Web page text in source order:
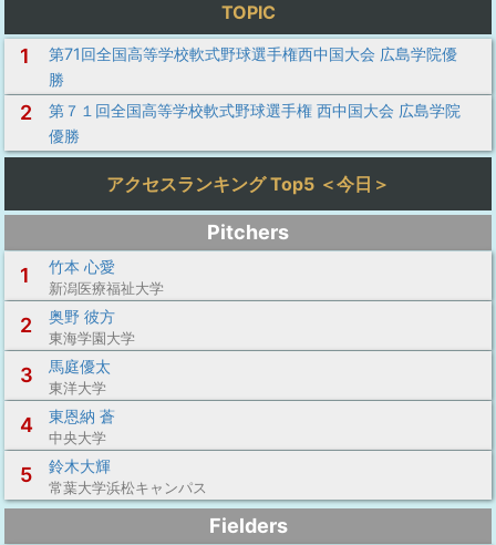
TOPIC
1
第71回全国高等学校軟式野球選手権西中国大会 広島学院優
勝
2
第７１回全国高等学校軟式野球選手権 西中国大会 広島学院
優勝
アクセスランキング Top5 ＜今日＞
Pitchers
1
竹本 心愛
新潟医療福祉大学
2 奥野 彼方
東海学園大学
3 馬庭優太
東洋大学
4 東恩納 蒼
中央大学
5 鈴木大輝
常葉大学浜松キャンパス
Fielders